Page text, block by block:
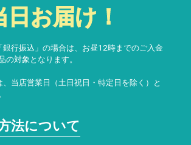
お届け！
銀行振込」の場合は、お昼12時までのご入金
の対象となります。
当店営業日（土日祝日・特定日を除く）と
法について